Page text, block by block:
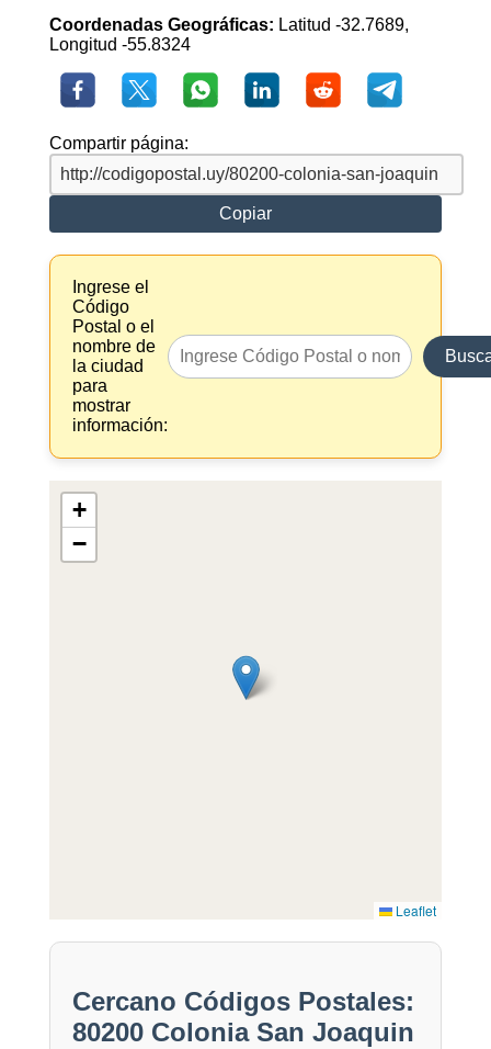
Coordenadas Geográficas: Latitud -32.7689,
Longitud -55.8324
Compartir página:
Copiar
Ingrese el
Código
Postal o el
nombre de
la ciudad
para
mostrar
información:
+
−
Leaflet
Cercano Códigos Postales:
80200 Colonia San Joaquin